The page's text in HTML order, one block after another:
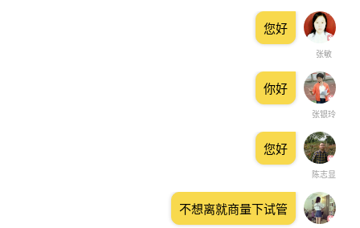
张敏
您好
张银玲
你好
陈志显
您好
不想离就商量下试管